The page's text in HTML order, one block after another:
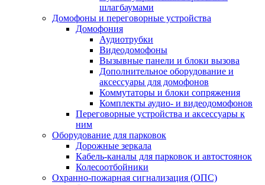
шлагбаумами
Домофоны и переговорные устройства
Домофония
Аудиотрубки
Видеодомофоны
Вызывные панели и блоки вызова
Дополнительное оборудование и
аксессуары для домофонов
Коммутаторы и блоки сопряжения
Комплекты аудио- и видеодомофонов
Переговорные устройства и аксессуары к
ним
Оборудование для парковок
Дорожные зеркала
Кабель-каналы для парковок и автостоянок
Колесоотбойники
Охранно-пожарная сигнализация (ОПС)